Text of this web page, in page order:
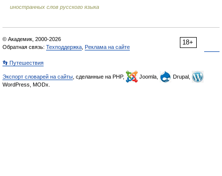
иностранных слов русского языка
18+
© Академик, 2000-2026
Обратная связь: Техподдержка Реклама на сайте
👣 Путешествия
Экспорт словарей на сайты , сделанные на PHP, Joomla,
Drupal,
WordPress, MODx.